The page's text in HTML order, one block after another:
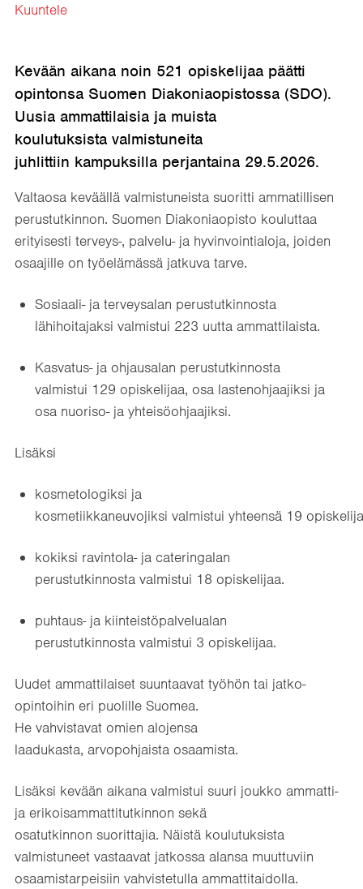
Kuuntele
Kevään aikana noin 521 opiskelijaa päätti
opintonsa Suomen Diakoniaopistossa (SDO).
Uusia ammattilaisia ja muista
koulutuksista valmistuneita
juhlittiin kampuksilla perjantaina 29.5.2026.
Valtaosa keväällä valmistuneista suoritti ammatillisen
perustutkinnon. Suomen Diakoniaopisto kouluttaa
erityisesti terveys-, palvelu- ja hyvinvointialoja, joiden
osaajille on työelämässä jatkuva tarve.
Sosiaali- ja terveysalan perustutkinnosta
lähihoitajaksi valmistui 223 uutta ammattilaista.
Kasvatus- ja ohjausalan perustutkinnosta
valmistui 129 opiskelijaa, osa lastenohjaajiksi ja
osa nuoriso- ja yhteisöohjaajiksi.
Lisäksi
kosmetologiksi ja
kosmetiikkaneuvojiksi valmistui yhteensä 19
kokiksi ravintola- ja cateringalan
perustutkinnosta valmistui 18 opiskelijaa.
puhtaus- ja kiinteistöpalvelualan
perustutkinnosta valmistui 3 opiskelijaa.
Uudet ammattilaiset suuntaavat työhön tai jatko-
opintoihin eri puolille Suomea.
He vahvistavat omien alojensa
laadukasta, arvopohjaista osaamista.
Lisäksi kevään aikana valmistui suuri joukko ammatti-
ja erikoisammattitutkinnon sekä
osatutkinnon suorittajia. Näistä koulutuksista
valmistuneet vastaavat jatkossa alansa muuttuviin
osaamistarpeisiin vahvistetulla ammattitaidolla.